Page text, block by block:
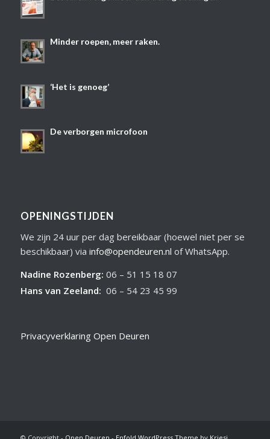
Minder roepen, meer raken.
‘Het is genoeg’
De verborgen microfoon
OPENINGSTIJDEN
We zijn 24 uur per dag bereikbaar (hoewel niet per se
beschikbaar) via info@opendeuren.nl of WhatsApp.
Nadine Rozenberg: 06 – 51 15 18 07
Hans van Zeeland: 06 – 54 23 45 99
Privacyverklaring Open Deuren